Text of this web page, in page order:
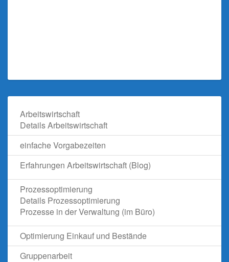
Arbeitswirtschaft
Details Arbeitswirtschaft
einfache Vorgabezeiten
Erfahrungen Arbeitswirtschaft (Blog)
Prozessoptimierung
Details Prozessoptimierung
Prozesse in der Verwaltung (im Büro)
Optimierung Einkauf und Bestände
Gruppenarbeit